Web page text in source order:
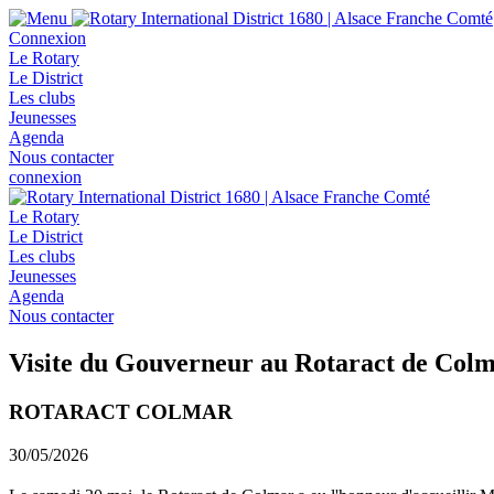
Connexion
Le Rotary
Le District
Les clubs
Jeunesses
Agenda
Nous contacter
connexion
Le Rotary
Le District
Les clubs
Jeunesses
Agenda
Nous contacter
Visite du Gouverneur au Rotaract de
ROTARACT COLMAR
30/05/2026